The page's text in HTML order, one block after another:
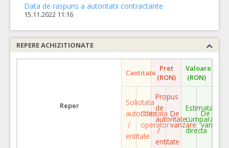
Data de raspuns a autoritatii contractante
15.11.2022 11:16
REPERE ACHIZITIONATE
Reper
Cantitate Pret
(RON)
Valoare
(RON)
Solicitata
autoritate
/
entitate
Ofertata
operator
Propus
de
autoritate
/
entitate
De
vanzare
Estimata
cumparare
directa
De
vanzare